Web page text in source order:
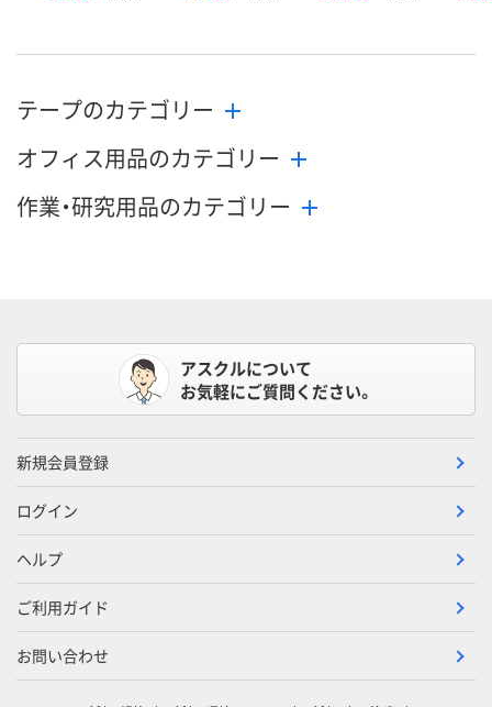
テープのカテゴリー
オフィス用品のカテゴリー
作業・研究用品のカテゴリー
アスクルについて
お気軽にご質問ください。
新規会員登録
ログイン
ヘルプ
ご利用ガイド
お問い合わせ